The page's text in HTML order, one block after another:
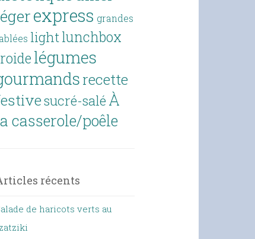
express grandes
light lunchbox
légumes
recette
sucré-salé À
casserole/poêle
récents
de haricots verts au